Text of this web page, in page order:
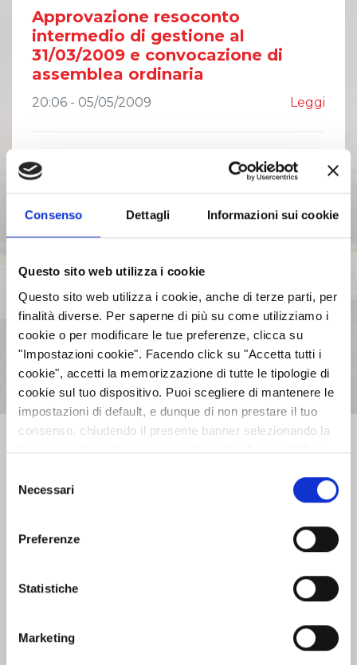
Consenso Dettagli Informazioni sui cookie
Questo sito web utilizza i cookie
Questo sito web utilizza i cookie, anche di terze parti, per
finalità diverse. Per saperne di più su come utilizziamo i
cookie o per modificare le tue preferenze, clicca su
"Impostazioni cookie". Facendo click su "Accetta tutti i
cookie", accetti la memorizzazione di tutte le tipologie di
cookie sul tuo dispositivo. Puoi scegliere di mantenere le
impostazioni di default, e dunque di non prestare il tuo
consenso, chiudendo il presente banner selezionando la
X posta in alto a destra oppure facendo click su “Rifiuta
assenza dei cookie diversi da quelli tecnici. Per maggiori
informazioni puoi consultare la nostra politica sui cookie
delNecessari
Preferenze
Statistiche
Marketing
Approvazione resoconto
intermedio di gestione al
31/03/2009 e convocazione di
assemblea ordinaria
20:06 - 05/05/2009 Leggi
Adeguamenti tariffari 2009
23:55 - 30/04/2009 Leggi
Finanziaria Annuale al 31/12/2008
22:54 - 06/04/2009 Leggi
Zurück Weiter
AZIENDA
CALENDARIO EVENTI SOCIETARI